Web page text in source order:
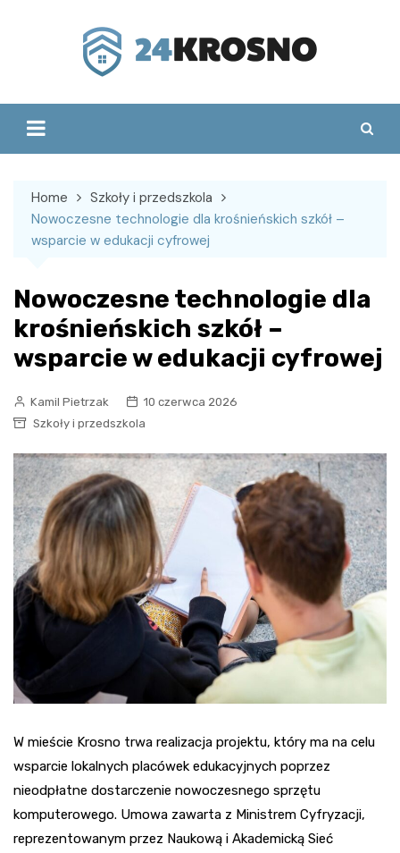
Home
Szkoły i przedszkola
Nowoczesne technologie dla krośnieńskich szkół –
wsparcie w edukacji cyfrowej
Nowoczesne technologie dla
krośnieńskich szkół –
wsparcie w edukacji cyfrowej
Kamil Pietrzak
10 czerwca 2026
Szkoły i przedszkola
W mieście Krosno trwa realizacja projektu, który ma na celu
wsparcie lokalnych placówek edukacyjnych poprzez
nieodpłatne dostarczenie nowoczesnego sprzętu
komputerowego. Umowa zawarta z Ministrem Cyfryzacji,
reprezentowanym przez Naukową i Akademicką Sieć